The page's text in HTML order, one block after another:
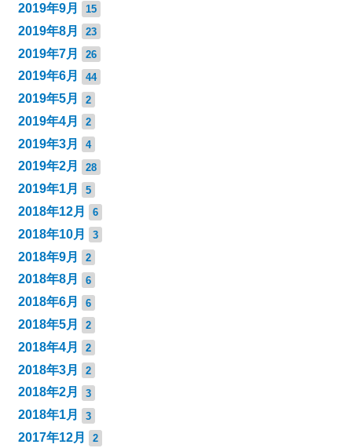
2019年9月 15
2019年8月 23
2019年7月 26
2019年6月 44
2019年5月 2
2019年4月 2
2019年3月 4
2019年2月 28
2019年1月 5
2018年12月 6
2018年10月 3
2018年9月 2
2018年8月 6
2018年6月 6
2018年5月 2
2018年4月 2
2018年3月 2
2018年2月 3
2018年1月 3
2017年12月 2